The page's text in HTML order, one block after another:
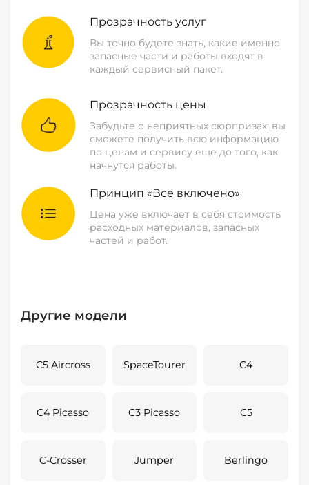
Прозрачность услуг
Вы точно будете знать, какие именно
запасные части и работы входят в
каждый сервисный пакет.
Прозрачность цены
Забудьте о неприятных сюрпризах: вы
сможете получить всю информацию
по ценам и сервису еще до того, как
начнутся работы.
Принцип «Все включено»
Цена уже включает в себя стоимость
расходных материалов, запасных
частей и работ.
Другие модели
C5 Aircross SpaceTourer C4
C4 Picasso C3 Picasso C5
C-Crosser Jumper Berlingo